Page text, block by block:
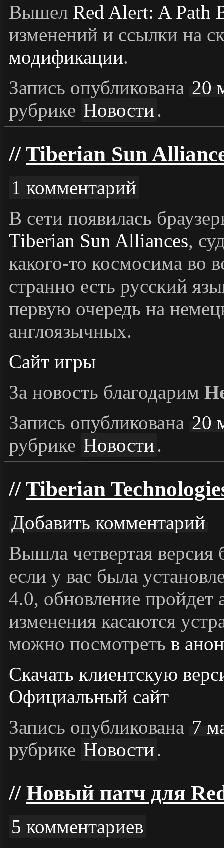
Вышел Red Alert: A Path
изменений и ссылки на
модификации.
Запись опубликована 20
рубрике Новости.
Tiberian Sun
1 комментарий
В сети появилась
Tiberian Sun Alliances,
какого-то космосима во
странно есть русский
первую очередь на
англоязычных.
Сайт игры
За новость благодарим
Запись опубликована 20
рубрике Новости.
Tiberian
Добавить комментарий
Вышла четвертая версия
если у вас была
4.0, обновление пройдет
изменения касаются
можно посмотреть в
Скачать клиентскую
Официальный сайт
Запись опубликована 7
рубрике Новости.
Новый патч для
5 комментариев